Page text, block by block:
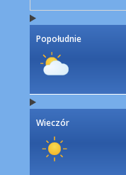
Popołudnie
Wieczór